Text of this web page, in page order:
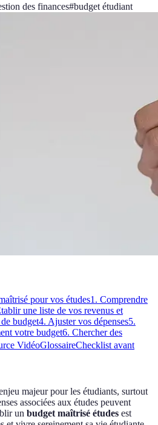
des finances#budget étudiant
pour vos études1. Comprendre
une liste de vos revenus et
budget4. Ajuster vos dépenses5.
votre budget6. Chercher des
VidéoGlossaireChecklist avant
majeur pour les étudiants, surtout
associées aux études peuvent
un budget maîtrisé études est